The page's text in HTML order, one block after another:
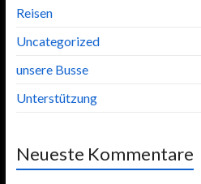
Reisen
Uncategorized
unsere Busse
Unterstützung
Neueste Kommentare